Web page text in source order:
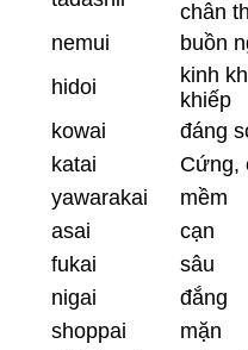
chân
nemui
buồn
hidoi
kinh
khiếp
kowai
đáng
katai
Cứng,
yawarakai
mềm
asai
cạn
fukai
sâu
nigai
đắng
shoppai
mặn